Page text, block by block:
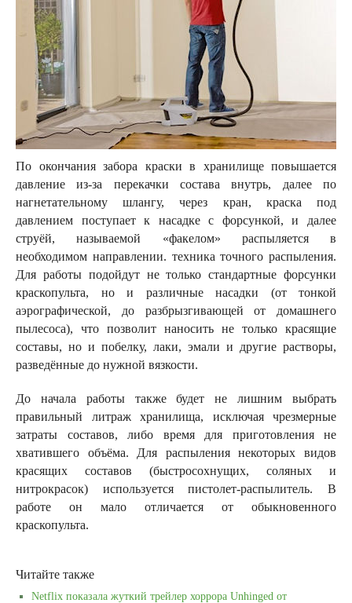
По окончания забора краски в хранилище повышается
давление из-за перекачки состава внутрь, далее по
нагнетательному шлангу, через кран, краска под
давлением поступает к насадке с форсункой, и далее
струёй, называемой «факелом» распыляется в
необходимом направлении. техника точного распыления.
Для работы подойдут не только стандартные форсунки
краскопульта, но и различные насадки (от тонкой
аэрографической, до разбрызгивающей от домашнего
пылесоса), что позволит наносить не только красящие
составы, но и побелку, лаки, эмали и другие растворы,
разведённые до нужной вязкости.
До начала работы также будет не лишним выбрать
правильный литраж хранилища, исключая чрезмерные
затраты составов, либо время для приготовления не
хватившего объёма. Для распыления некоторых видов
красящих составов (быстросохнущих, соляных и
нитрокрасок) используется пистолет-распылитель. В
работе он мало отличается от обыкновенного
краскопульта.
Читайте также
Netflix показала жуткий трейлер хоррора Unhinged от